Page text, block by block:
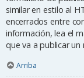
similar en estilo al
encerrados entre
información, lea el
que va a publicar un
Arriba